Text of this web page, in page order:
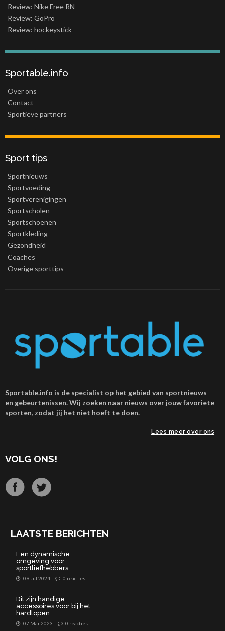
Review: Nike Free RN
Review: GoPro
Review: hockeystick
Sportable.info
Over ons
Contact
Sportieve partners
Sport tips
Sportnieuws
Sportvoeding
Sportverenigingen
Sportscholen
Sportschoenen
Sportkleding
Gezondheid
Coaches
Overige sporttips
Sportable.info is de specialist op het gebied van sportnieuws
en gebeurtenissen. Wij zoeken naar nieuws over jouw favoriete
sporten, zodat jij het niet hoeft te doen.
Lees meer over ons
VOLG ONS!
LAATSTE BERICHTEN
Een dynamische
omgeving voor
sportliefhebbers
09 Jul 2024 0 reacties
Dit zijn handige
accessoires voor bij het
hardlopen
07 Mar 2023 0 reacties